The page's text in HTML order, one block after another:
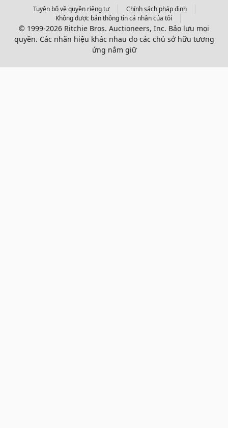
Tuyên bố về quyền riêng tư
Chính sách pháp định
Không được bán thông tin cá nhân của tôi
© 1999-2026 Ritchie Bros. Auctioneers, Inc. Bảo lưu mọi
quyền. Các nhãn hiệu khác nhau do các chủ sở hữu tương
ứng nắm giữ